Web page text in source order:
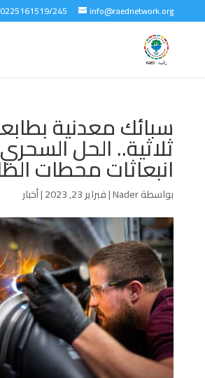
245 info@raednetwork.org
سبائك معدنية
ثلاثية.. الحل
انبعاثات محطات
بواسطةNader
|فبراير 23, 2023 |أخبار